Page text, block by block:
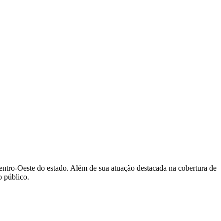
Oeste do estado. Além de sua atuação destacada na cobertura de
público.